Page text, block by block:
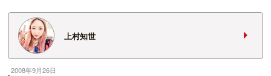
上村知世
2008年9月26日